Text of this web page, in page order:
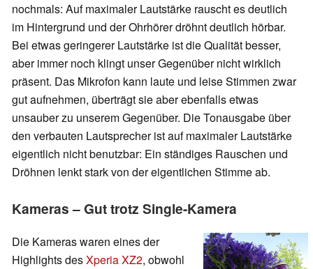
nochmals: Auf maximaler Lautstärke rauscht es deutlich
im Hintergrund und der Ohrhörer dröhnt deutlich hörbar.
Bei etwas geringerer Lautstärke ist die Qualität besser,
aber immer noch klingt unser Gegenüber nicht wirklich
präsent. Das Mikrofon kann laute und leise Stimmen zwar
gut aufnehmen, überträgt sie aber ebenfalls etwas
unsauber zu unserem Gegenüber. Die Tonausgabe über
den verbauten Lautsprecher ist auf maximaler Lautstärke
eigentlich nicht benutzbar: Ein ständiges Rauschen und
Dröhnen lenkt stark von der eigentlichen Stimme ab.
Kameras – Gut trotz Single-Kamera
Die Kameras waren eines der
Highlights desXperia XZ2, obwohl